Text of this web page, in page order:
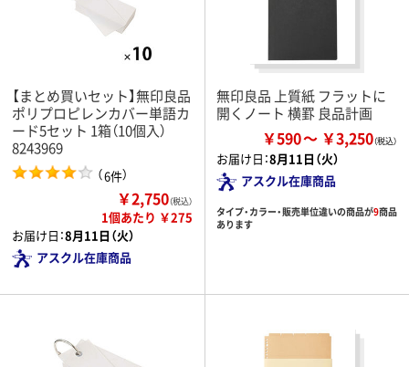
【まとめ買いセット】無印良品
ポリプロピレンカバー単語カ
ード5セット 1箱（10個入）
8243969
（6件）
￥2,750（税込）
1個あたり ￥275
お届け日：8月11日（火）
アスクル在庫商品
無印良品 上質紙 フラットに
開くノート 横罫 良品計画
￥590 ￥3,250
お届け日：8月11日（火）
アスクル在庫商品
タイプ・カラー・販売単位違いの商品が9商品
あります